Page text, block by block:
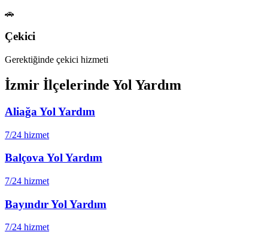
🚗
Çekici
Gerektiğinde çekici hizmeti
İzmir İlçelerinde Yol Yardım
Aliağa Yol Yardım
7/24 hizmet
BalçovaYol Yardım
7/24 hizmet
BayındırYol Yardım
7/24 hizmet